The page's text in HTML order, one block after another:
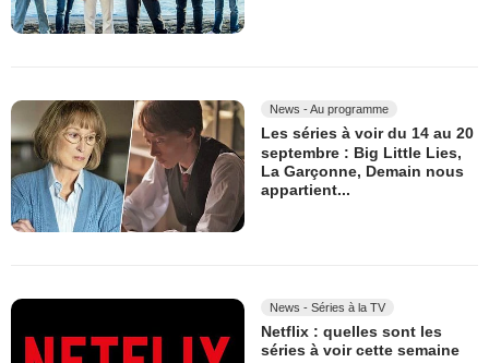
News - Au programme
Les séries à voir du 14 au 20
septembre : Big Little Lies,
La Garçonne, Demain nous
appartient...
News - Séries à la TV
Netflix : quelles sont les
séries à voir cette semaine